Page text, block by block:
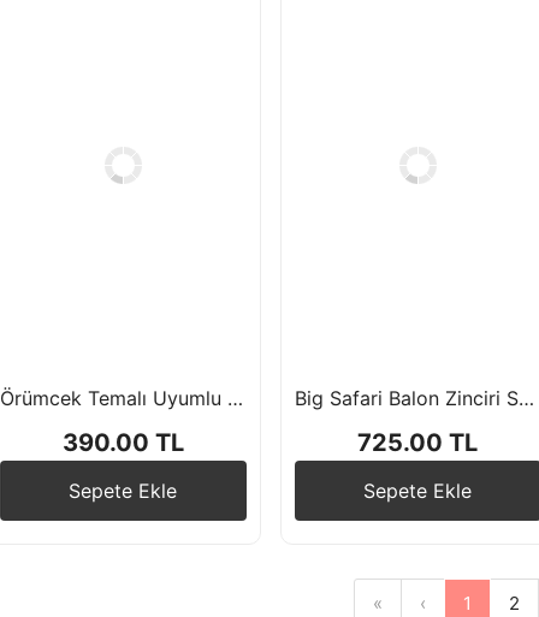
Örümcek Temalı Uyumlu Balon Zincir Seti Lacivert Kırmızı Mavi Pastel Balon Doğum Günü Balon Seti
390.00 TL
Sepete Ekle
Big Safari Balon Zinciri Seti
725.00 TL
Sepete Ekle
« ‹ 1 2